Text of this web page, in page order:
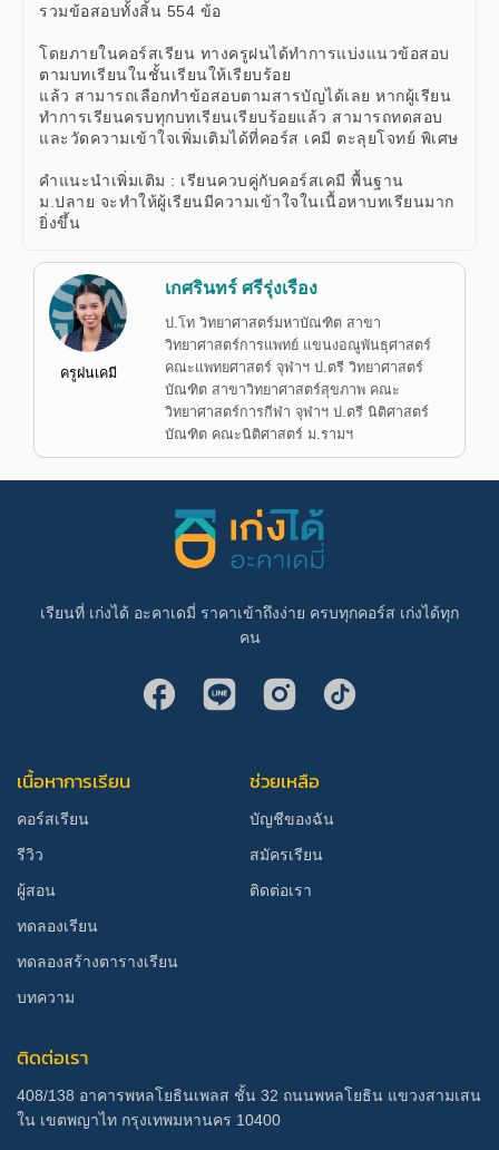
รวมข้อสอบทั้งสิ้น 554 ข้อ
โดยภายในคอร์สเรียน ทางครูฝนได้ทำการแบ่งแนวข้อสอบ
ตามบทเรียนในชั้นเรียนให้เรียบร้อย
แล้ว สามารถเลือกทำข้อสอบตามสารบัญได้เลย หากผู้เรียน
ทำการเรียนครบทุกบทเรียนเรียบร้อยแล้ว สามารถทดสอบ
และวัดความเข้าใจเพิ่มเติมได้ที่คอร์ส เคมี ตะลุยโจทย์ พิเศษ
คำแนะนำเพิ่มเติม : เรียนควบคู่กับคอร์สเคมี พื้นฐาน
ม.ปลาย จะทำให้ผู้เรียนมีความเข้าใจในเนื้อหาบทเรียนมาก
ยิ่งขึ้น
ครูฝนเคมี
เกศรินทร์ ศรีรุ่งเรือง
ป.โท วิทยาศาสตร์มหาบัณฑิต สาขา
วิทยาศาสตร์การแพทย์ แขนงอณูพันธุศาสตร์
คณะแพทยศาสตร์ จุฬาฯ ป.ตรี วิทยาศาสตร์
บัณฑิต สาขาวิทยาศาสตร์สุขภาพ คณะ
วิทยาศาสตร์การกีฬา จุฬาฯ ป.ตรี นิติศาสตร์
บัณฑิต คณะนิติศาสตร์ ม.รามฯ
เรียนที่ เก่งได้ อะคาเดมี่ ราคาเข้าถึงง่าย ครบทุกคอร์ส เก่งได้ทุก
คน
เนื้อหาการเรียน
คอร์สเรียน
รีวิว
ผู้สอน
ทดลองเรียน
ทดลองสร้างตารางเรียน
บทความ
ช่วยเหลือ
บัญชีของฉัน
สมัครเรียน
ติดต่อเรา
ติดต่อเรา
408/138 อาคารพหลโยธินเพลส ชั้น 32 ถนนพหลโยธิน แขวงสามเสน
ใน เขตพญาไท กรุงเทพมหานคร 10400